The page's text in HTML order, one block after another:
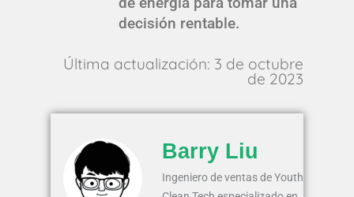
decisión rentable.
Última actualización: 3 de octubre
de 2023
Barry Liu
Ingeniero de ventas de Youth